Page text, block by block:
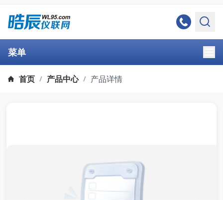
菜单
首页 / 产品中心 / 产品详情